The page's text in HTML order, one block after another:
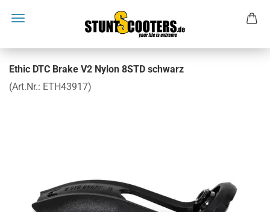
Ethic DTC Brake V2 Nylon 8STD schwarz
(Art.Nr.: ETH43917)